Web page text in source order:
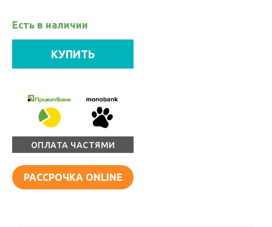
Есть в наличии
КУПИТЬ
ОПЛАТА ЧАСТЯМИ
РАССРОЧКА ONLINE